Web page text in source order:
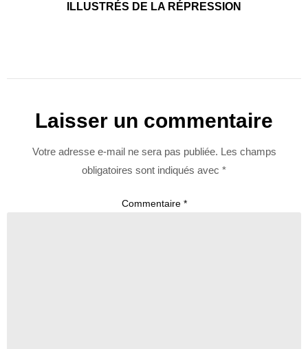
ILLUSTRÉS DE LA RÉPRESSION
Laisser un commentaire
Votre adresse e-mail ne sera pas publiée. Les champs
obligatoires sont indiqués avec *
Commentaire *